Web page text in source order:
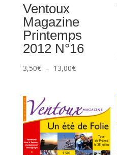
Ventoux
Magazine
Printemps
2012 N°16
3,50€ – 13,00€Plage
3,50€
à
13,00€